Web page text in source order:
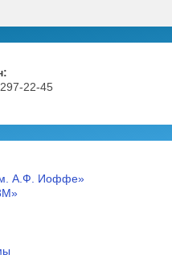
22-45
А.Ф. Иоффе»